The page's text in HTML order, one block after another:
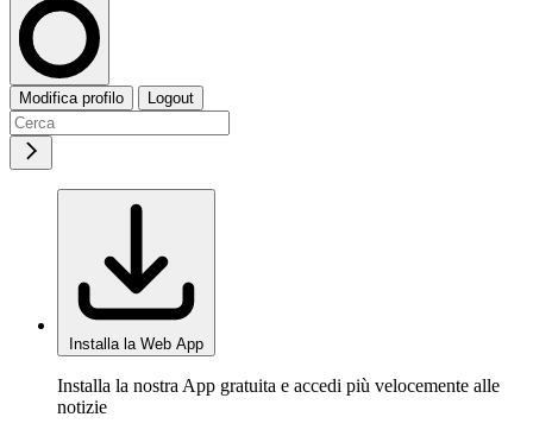
Modifica profilo Logout
Installa la Web App
Installa la nostra App gratuita e accedi più velocemente alle
notizie